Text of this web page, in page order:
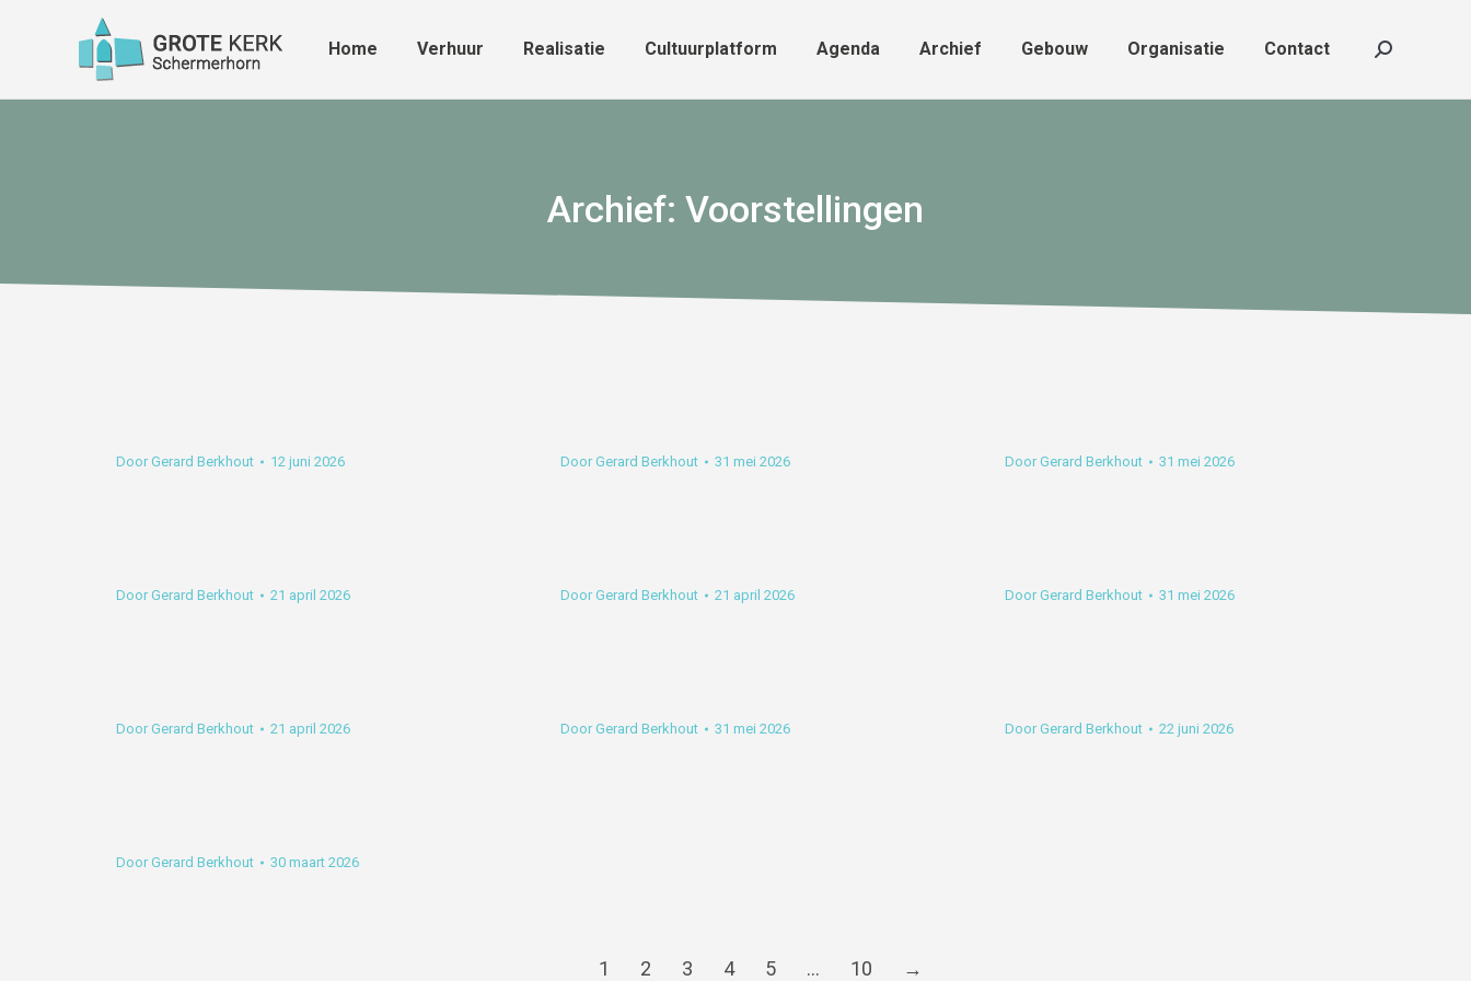
Home Verhuur Realisatie Cultuurplatform Agenda Archief Gebouw Organisatie Contact Zoeken:
Archief: Voorstellingen
DoorGerard Berkhout 12 juni 2026 DoorGerard Berkhout 31 mei 2026 DoorGerard Berkhout 31 mei 2026
DoorGerard Berkhout 21 april 2026 DoorGerard Berkhout 21 april 2026 DoorGerard Berkhout 31 mei 2026
DoorGerard Berkhout 21 april 2026 DoorGerard Berkhout 31 mei 2026 DoorGerard Berkhout 22 juni 2026
DoorGerard Berkhout 30 maart 2026
1 2 3 4 5 … 10 →
Home Verhuur Realisatie Cultuurplatform Agenda Archief Gebouw Organisatie Contact Zoeken: